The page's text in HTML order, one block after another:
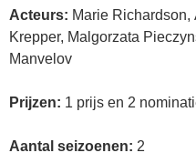
Acteurs: Marie
Krepper, Malgorzata
Manvelov
Prijzen: 1 prijs en 2
Aantal seizoenen: 2